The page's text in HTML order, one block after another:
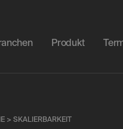
Produkt
> SKALIERBARKEIT